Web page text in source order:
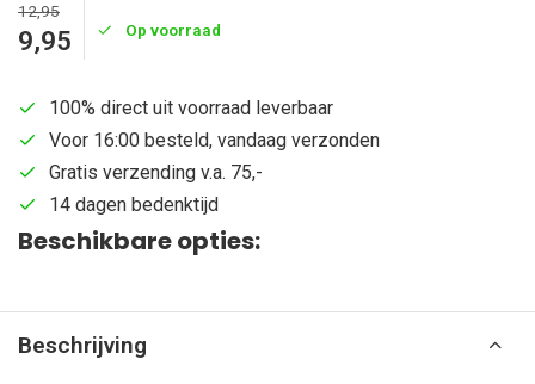
12,95
9,95 Op voorraad
100% direct uit voorraad leverbaar
Voor 16:00 besteld, vandaag verzonden
Gratis verzending v.a. 75,-
14 dagen bedenktijd
Beschikbare opties:
Beschrijving